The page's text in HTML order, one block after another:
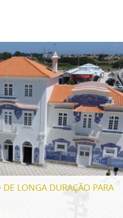
finalistas
LONGA DURAÇÃO PARA
2023